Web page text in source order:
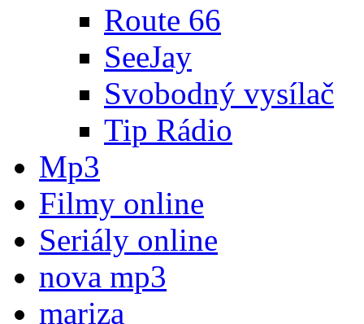
Route 66
SeeJay
Svobodný vysílač
Tip Rádio
Mp3
Filmy online
Seriály online
nova mp3
mariza